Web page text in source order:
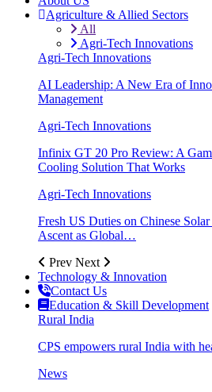
Agriculture & Allied Sectors
All
Agri-Tech Innovations
Agri-Tech Innovations
AI Leadership: A New Era of
Management
Agri-Tech Innovations
Infinix GT 20 Pro Review: A
Cooling Solution That Works
Agri-Tech Innovations
Fresh US Duties on Chinese
Ascent as Global…
Prev Next
Technology & Innovation
Contact Us
Education & Skill Development
Rural India
CPS empowers rural India with
News